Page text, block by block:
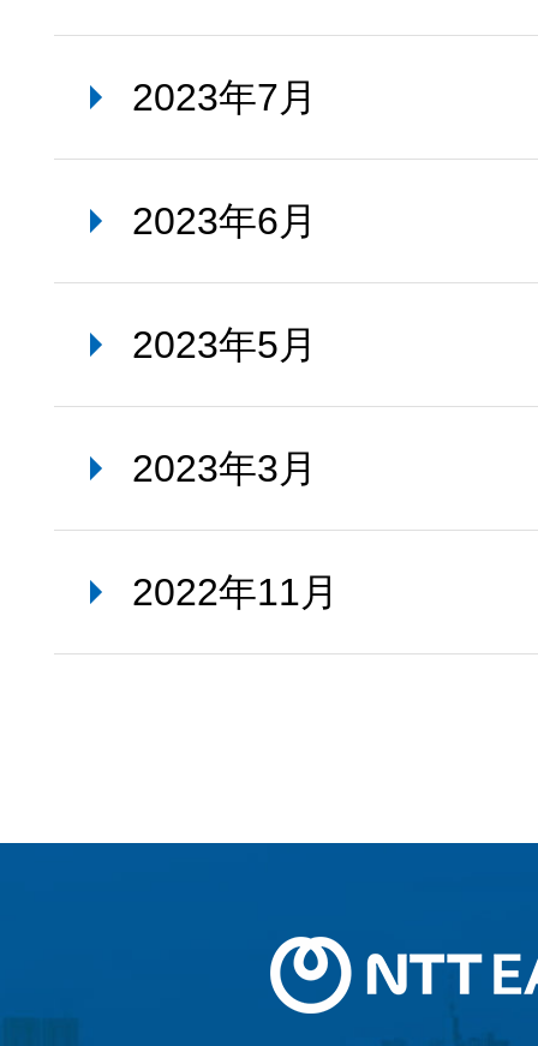
2023年7月
2023年6月
2023年5月
2023年3月
2022年11月